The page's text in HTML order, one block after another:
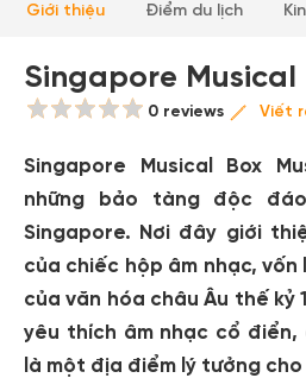
Giới thiệu Điểm du lịch
Singapore Musical
0 reviews Viết
Singapore Musical Box
những bảo tàng độc
Singapore. Nơi đây giới
của chiếc hộp âm nhạc,
của văn hóa châu Âu thế kỷ
yêu thích âm nhạc cổ
là một địa điểm lý tưởng